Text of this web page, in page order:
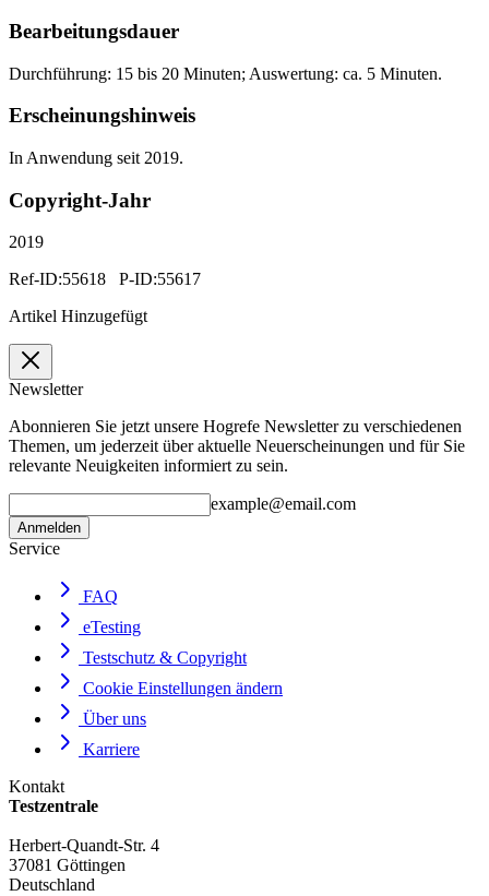
Bearbeitungsdauer
Durchführung: 15 bis 20 Minuten; Auswertung: ca. 5 Minuten.
Erscheinungshinweis
In Anwendung seit 2019.
Copyright-Jahr
2019
Ref-ID:55618 P-ID:55617
Artikel Hinzugefügt
Newsletter
Abonnieren Sie jetzt unsere Hogrefe Newsletter zu verschiedenen
Themen, um jederzeit über aktuelle Neuerscheinungen und für Sie
relevante Neuigkeiten informiert zu sein.
example@email.com
Anmelden
Service
FAQ
eTesting
Testschutz & Copyright
Cookie Einstellungen ändern
Über uns
Karriere
Kontakt
Testzentrale
Herbert-Quandt-Str. 4
37081 Göttingen
Deutschland